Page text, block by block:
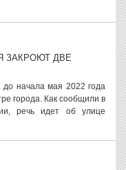
ЗАКРОЮТ ДВЕ
до начала мая 2022 года
города. Как сообщили в
речь идет об улице